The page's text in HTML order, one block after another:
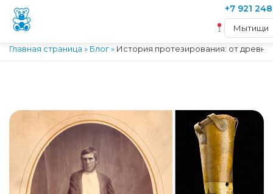
+7 921
Главная страница » Блог» История протезирования: от